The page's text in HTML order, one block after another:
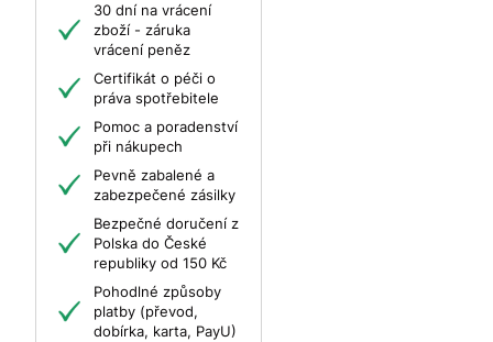
30 dní na vrácení
zboží - záruka
vrácení peněz
Certifikát o péči o
práva spotřebitele
Pomoc a poradenství
při nákupech
Pevně zabalené a
zabezpečené zásilky
Bezpečné doručení z
Polska do České
republiky od 150 Kč
Pohodlné způsoby
platby (převod,
dobírka, karta, PayU)